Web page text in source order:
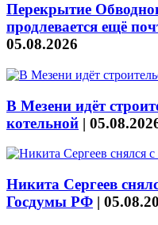
Перекрытие
продлевается ещё
05.08.2026
В Мезени идёт
котельной |
Никита Сергеев
Госдумы РФ |